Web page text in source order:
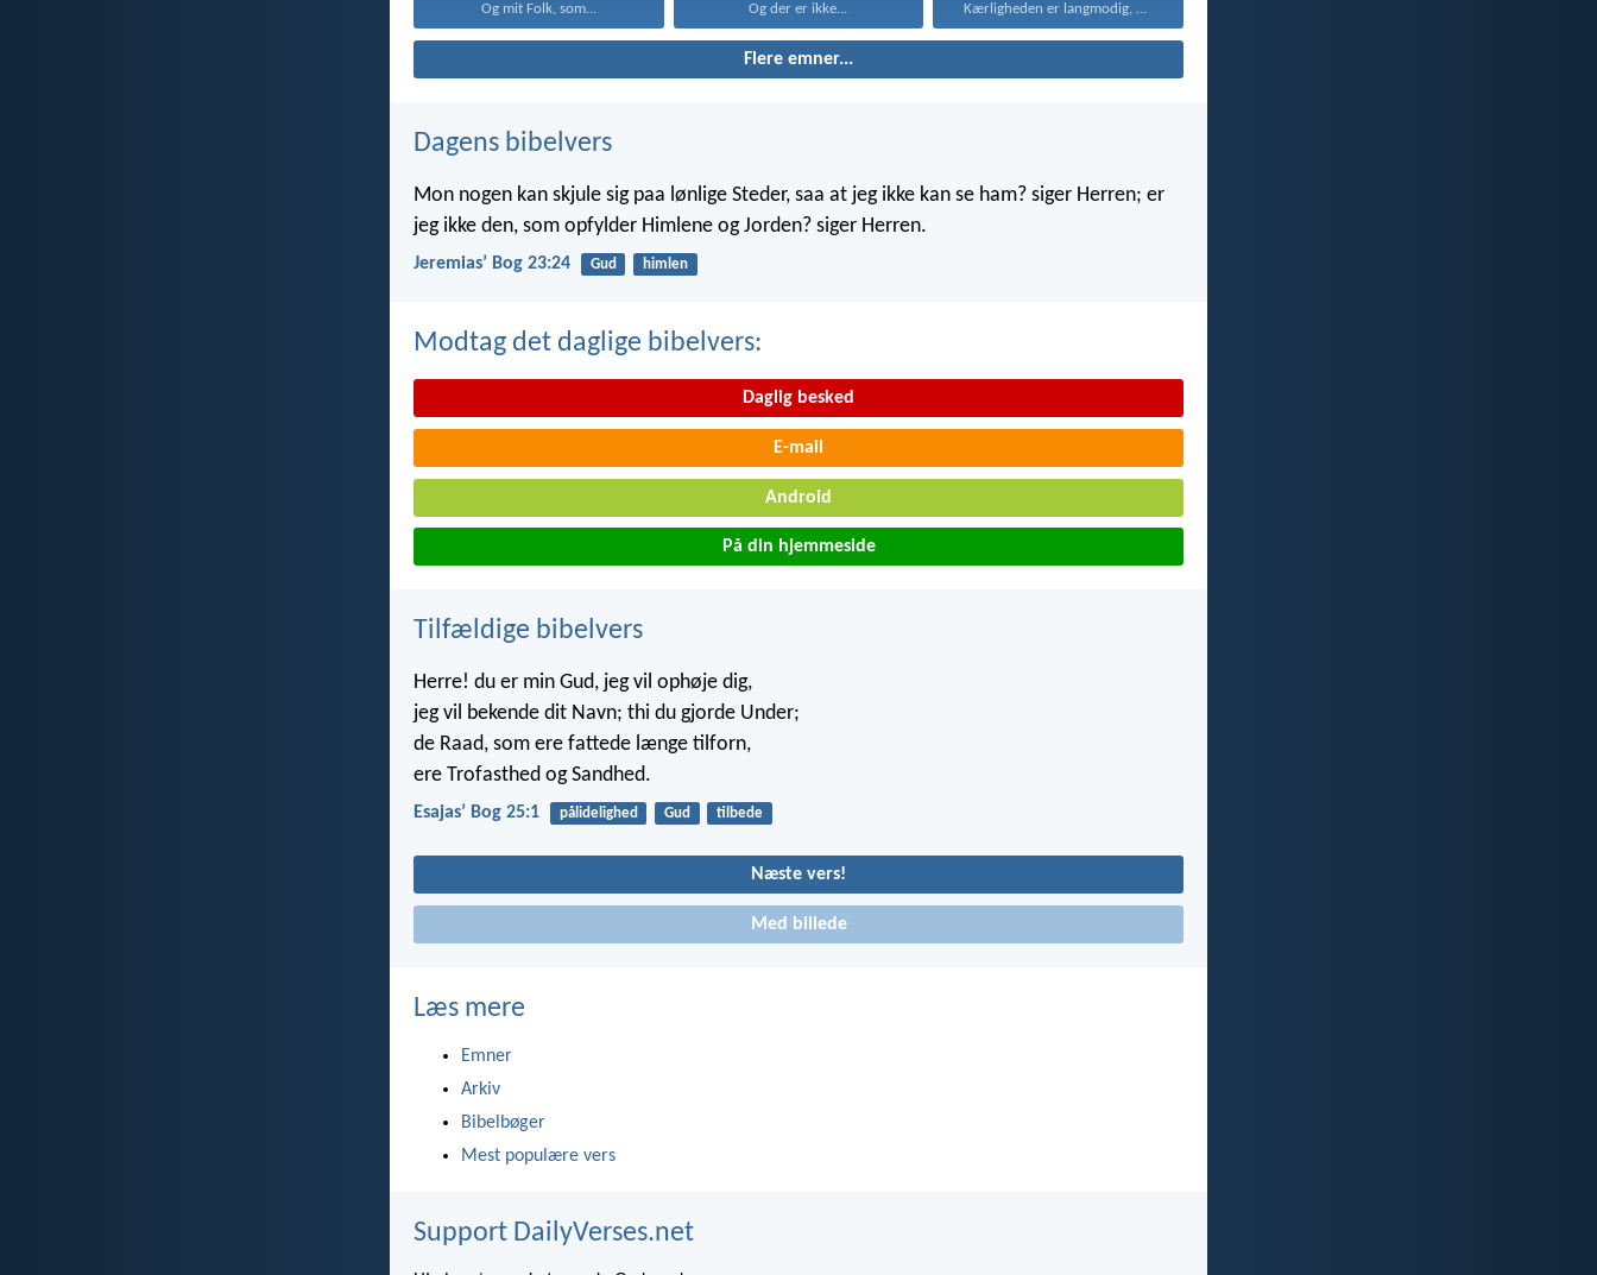
Og mit Folk, som... Og der er ikke... Kærligheden er langmodig, er...
Flere emner...
Dagens bibelvers
Mon nogen kan skjule sig paa lønlige Steder, saa at jeg ikke kan se ham? siger Herren; er
jeg ikke den, som opfylder Himlene og Jorden? siger Herren.
Jeremiasʼ Bog 23:24 Gud himlen
Modtag det daglige bibelvers:
Daglig besked
E-mail
Android
På din hjemmeside
Tilfældige bibelvers
Herre! du er min Gud, jeg vil ophøje dig,
jeg vil bekende dit Navn; thi du gjorde Under;
de Raad, som ere fattede længe tilforn,
ere Trofasthed og Sandhed.
Esajasʼ Bog 25:1 pålidelighed Gud tilbede
Næste vers!
Med billede
Læs mere
Emner
Arkiv
Bibelbøger
Mest populære vers
Support DailyVerses.net